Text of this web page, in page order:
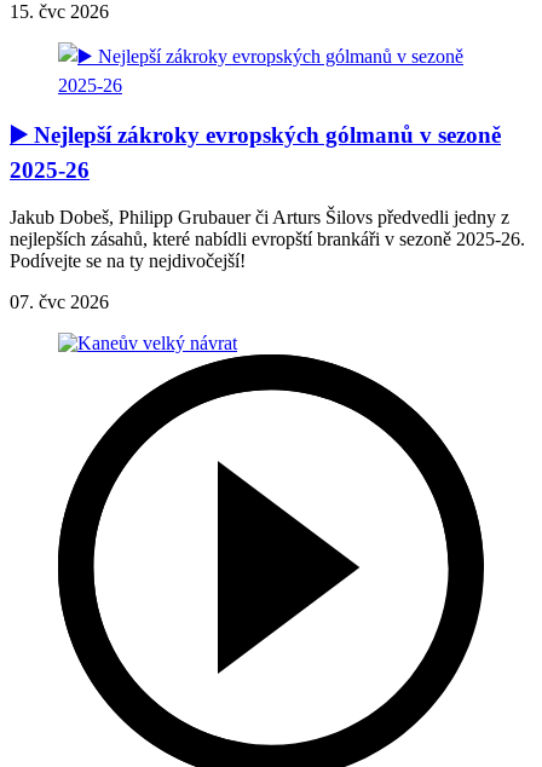
15. čvc 2026
▶️ Nejlepší zákroky evropských gólmanů v sezoně
2025-26
Jakub Dobeš, Philipp Grubauer či Arturs Šilovs předvedli jedny z
nejlepších zásahů, které nabídli evropští brankáři v sezoně 2025-26.
Podívejte se na ty nejdivočejší!
07. čvc 2026